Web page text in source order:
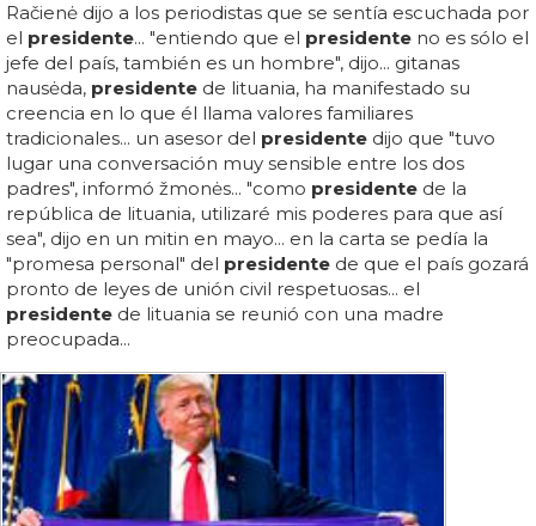
Račienė dijo a los periodistas que se sentía escuchada por
el presidente... "entiendo que el presidente no es sólo el
jefe del país, también es un hombre", dijo... gitanas
nausėda, presidente de lituania, ha manifestado su
creencia en lo que él llama valores familiares
tradicionales... un asesor del presidente dijo que "tuvo
lugar una conversación muy sensible entre los dos
padres", informó žmonės... "como presidente de la
república de lituania, utilizaré mis poderes para que así
sea", dijo en un mitin en mayo... en la carta se pedía la
"promesa personal" del presidente de que el país gozará
pronto de leyes de unión civil respetuosas... el
presidente de lituania se reunió con una madre
preocupada...